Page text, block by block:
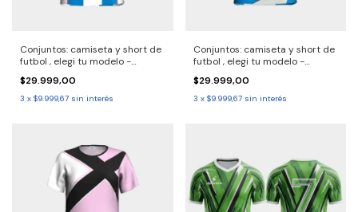
Conjuntos: camiseta y short de
futbol , elegi tu modelo -
Consulta entrega 30/40 dias
$29.999,00
3 x $9.999,67 sin interés
Conjuntos: camiseta y short de
futbol , elegi tu modelo -
consulta entrega 30/40 dias
$29.999,00
3 x $9.999,67 sin interés